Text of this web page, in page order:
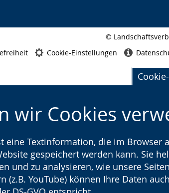
wir Cookies
eine Textinformation, die im Browser
gespeichert werden kann. Sie
und zu analysieren, wie unsere
(z.B. YouTube) können Ihre Daten
©
Cookie-Einstellungen